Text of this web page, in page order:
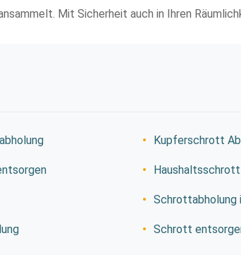
Mit Sicherheit auch in Ihren
Kupferschrott
Schrottabholung
Schrott